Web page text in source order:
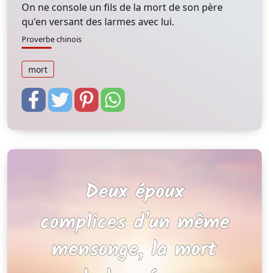
On ne console un fils de la mort de son père
qu'en versant des larmes avec lui.
Proverbe chinois
mort